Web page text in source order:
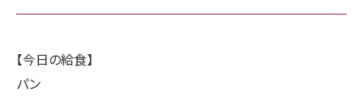
【今日の給食】
パン